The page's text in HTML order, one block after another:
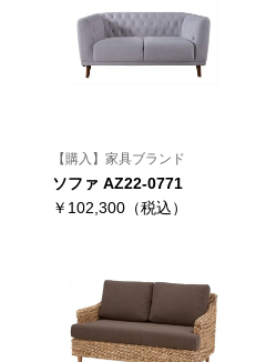
【購入】家具ブランド
ソファ AZ22-0771
￥102,300（税込）